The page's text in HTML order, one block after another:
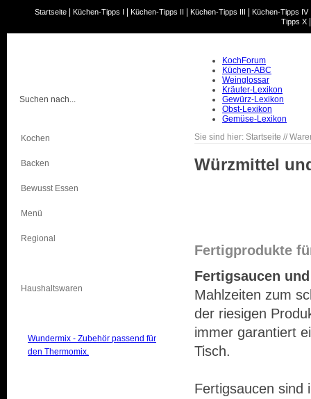
Startseite Küchen-Tipps I Küchen-Tipps II Küchen-Tipps III Küchen-Tipps IV
Tipps X
Kochen
Backen
Bewusst Essen
Menü
Regional
Haushaltswaren
Wundermix - Zubehör passend für
den Thermomix.
KochForum
Küchen-ABC
Weinglossar
Kräuter-Lexikon
Gewürz-Lexikon
Obst-Lexikon
Gemüse-Lexikon
Sie sind hier: Startseite //
Würzmittel
Fertigprodukte
Fertigsaucen
Mahlzeiten zum
der riesigen
immer garantiert
Tisch.
Fertigsaucen sind